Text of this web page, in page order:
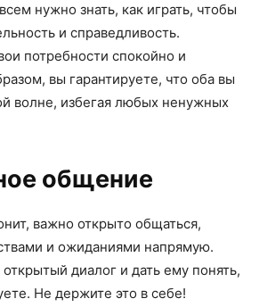
нужно знать, как играть, чтобы
и справедливость.
потребности спокойно и
вы гарантируете, что оба вы
волне, избегая любых ненужных
общение
важно открыто общаться,
и ожиданиями напрямую.
диалог и дать ему понять,
Не держите это в себе!